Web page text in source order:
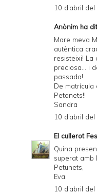
10 d’abril
Anònim ha
Mare meva
autèntica
resisteixi! La
preciosa... i
passada!
De matrícula
Petonets!!
Sandra
10 d’abril
El cullerot
Quina
superat amb
Petunets,
Eva.
10 d’abril